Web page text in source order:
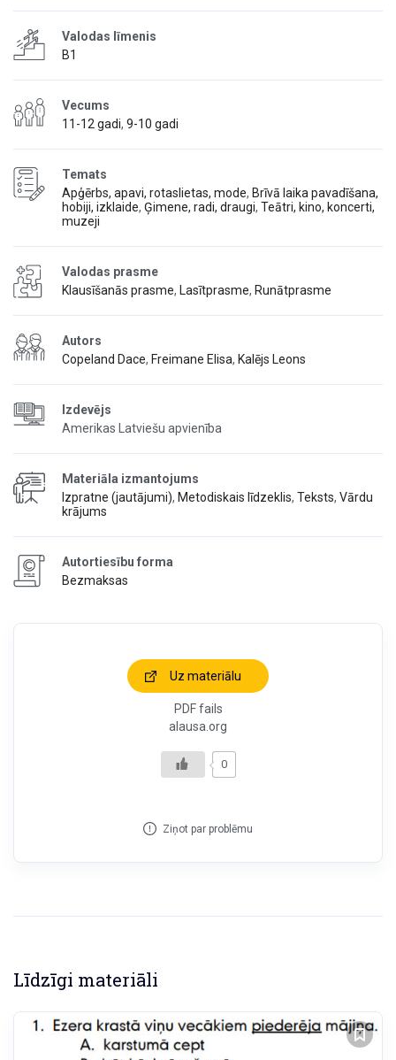
Valodas līmenis
B1
Vecums
11-12 gadi, 9-10 gadi
Temats
Apģērbs, apavi, rotaslietas, mode, Brīvā laika pavadīšana,
hobiji, izklaide, Ģimene, radi, draugi, Teātri, kino, koncerti,
muzeji
Valodas prasme
Klausīšanās prasme, Lasītprasme, Runātprasme
Autors
Copeland Dace, Freimane Elisa, Kalējs Leons
Izdevējs
Amerikas Latviešu apvienība
Materiāla izmantojums
Izpratne (jautājumi), Metodiskais līdzeklis, Teksts, Vārdu
krājums
Autortiesību forma
Bezmaksas
Uz materiālu
PDF fails
alausa.org
0
Ziņot par problēmu
Līdzīgi materiāli